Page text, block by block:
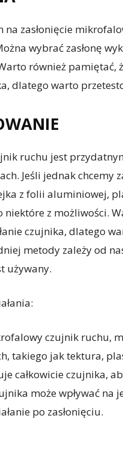
na zasłonięcie
wybrać zasłonę
również pamiętać,
dlatego warto
ruchu jest
Jeśli jednak chcemy
z folii aluminiowej,
niektóre z możliwości.
czujnika, dlatego
metody zależy od
używany.
czujnik ruchu,
takiego jak tektura,
całkowicie czujnika,
może wpływać
po zasłonięciu.